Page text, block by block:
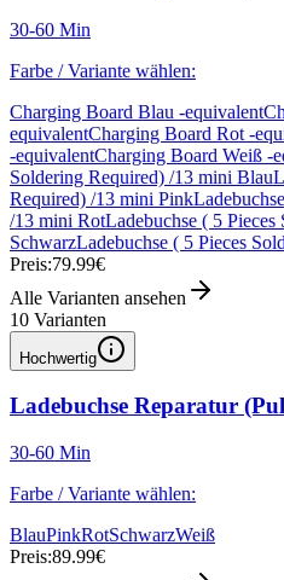
30-60 Min
Farbe / Variante wählen:
Charging Board Blau -equivalent
equivalentCharging Board Rot -
-equivalentCharging Board Weiß -
Soldering Required) /13 mini Blau
Required) /13 mini Pink
/13 mini RotLadebuchse ( 5
SchwarzLadebuchse ( 5 Pieces
Preis:79.99€
Alle Varianten ansehen
10 Varianten
Hochwertig
Ladebuchse Reparatur
30-60 Min
Farbe / Variante wählen:
BlauPinkRotSchwarzWeiß
Preis:89.99€